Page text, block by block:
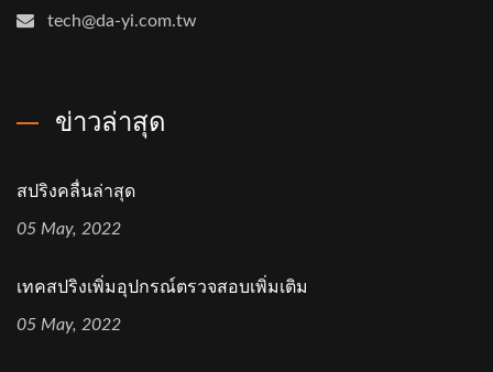
tech@da-yi.com.tw
ข่าวล่าสุด
สปริงคลื่นล่าสุด
05 May, 2022
เทคสปริงเพิ่มอุปกรณ์ตรวจสอบเพิ่มเติม
05 May, 2022